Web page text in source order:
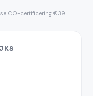
CO-certificering €39